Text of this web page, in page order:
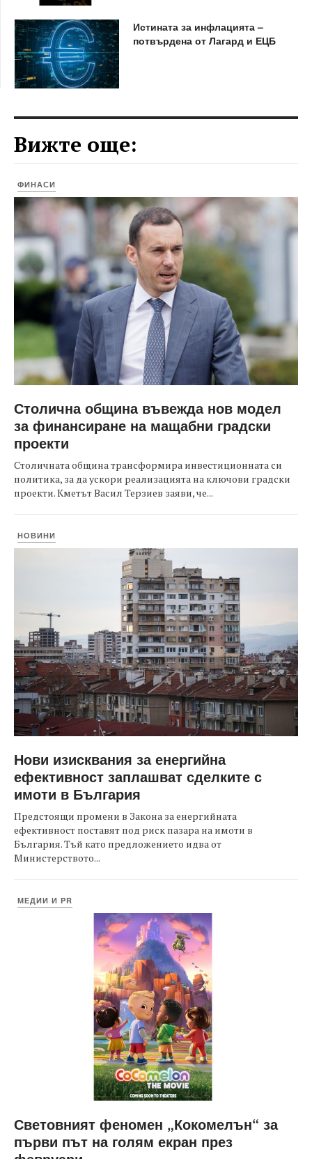
Истината за инфлацията –
потвърдена от Лагард и ЕЦБ
Вижте още:
ФИНАСИ
Столична община въвежда нов модел
за финансиране на мащабни градски
проекти
Столичната община трансформира инвестиционната си
политика, за да ускори реализацията на ключови градски
проекти. Кметът Васил Терзиев заяви, че...
НОВИНИ
Нови изисквания за енергийна
ефективност заплашват сделките с
имоти в България
Предстоящи промени в Закона за енергийната
ефективност поставят под риск пазара на имоти в
България. Тъй като предложението идва от
Министерството...
МЕДИИ И PR
Световният феномен „Кокомелън“ за
първи път на голям екран през